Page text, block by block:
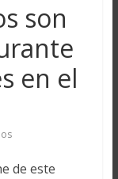
son
en el
de este